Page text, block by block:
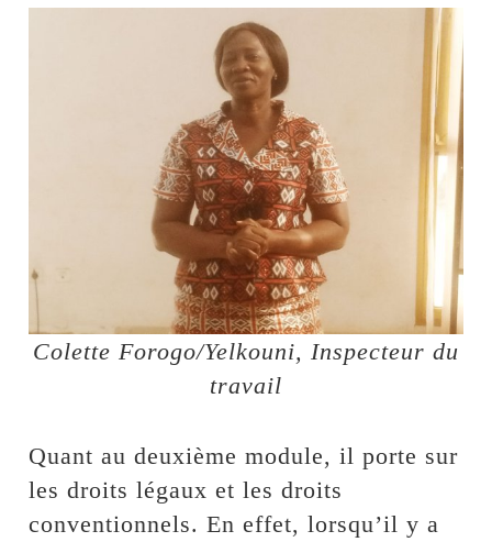
Colette Forogo/Yelkouni, Inspecteur du
travail
Quant au deuxième module, il porte sur
les droits légaux et les droits
conventionnels. En effet, lorsqu’il y a